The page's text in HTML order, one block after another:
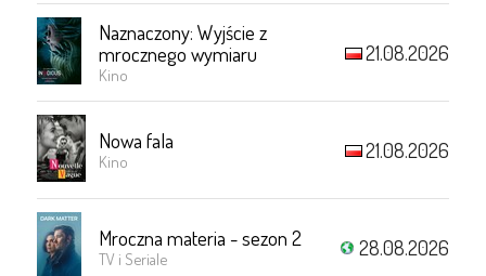
Naznaczony: Wyjście z
mrocznego wymiaru
Kino
21.08.2026
Nowa fala
Kino 21.08.2026
Mroczna materia - sezon 2
TV i Seriale 28.08.2026